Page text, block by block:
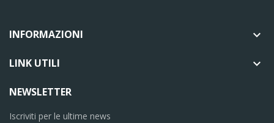
INFORMAZIONI 
LINK UTILI 
NEWSLETTER
Iscriviti per le ultime news